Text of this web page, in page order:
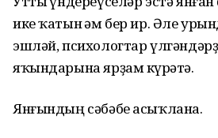
ике ҡатын һәм бер ир. Әле
эшләй, психологтар
яҡындарына ярҙам күрһәтә.
Янғындың сәбәбе асыҡлана.